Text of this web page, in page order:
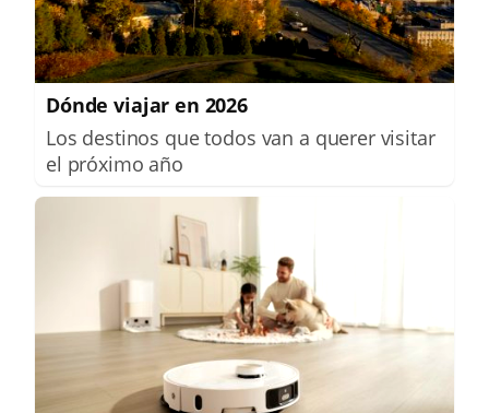
Dónde viajar en 2026
Los destinos que todos van a querer visitar
el próximo año